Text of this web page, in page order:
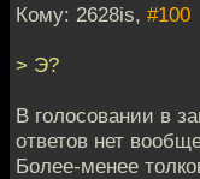
Кому: 2628is, #100
> Э?
В голосовании в
ответов нет
Более-менее